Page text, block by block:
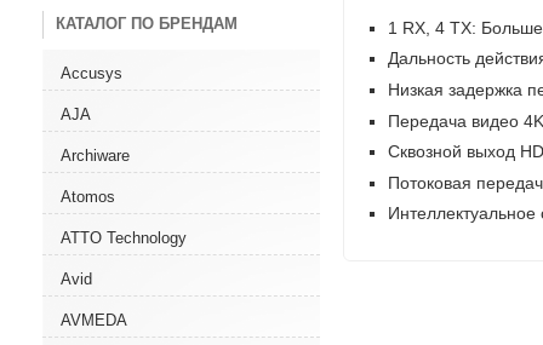
КАТАЛОГ ПО БРЕНДАМ
Accusys
AJA
Archiware
Atomos
ATTO Technology
Avid
AVMEDA
1 RX 4 TX:
Дальность
Низкая задержка
Передача видео
Сквозной выход
Потоковая